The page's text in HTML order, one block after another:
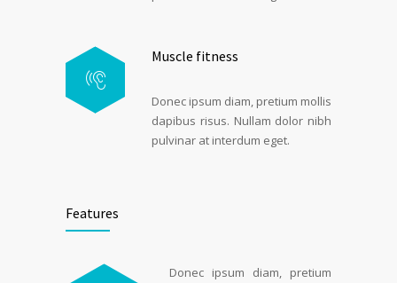
Muscle fitness
Donec ipsum diam, pretium mol­lis
dapibus ris­us. Nul­lam dolor nibh
pul­v­inar at inter­dum eget.
Features
Donec ipsum diam, pretium